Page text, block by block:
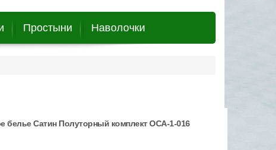
Простыни Наволочки
белье Сатин Полуторный комплект ОCA-1-016